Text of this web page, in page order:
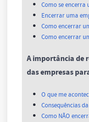
Como se encerra
Encerrar uma
Como encerrar
Como encerrar
A importância de
das empresas
O que me
Consequências
Como NÃO